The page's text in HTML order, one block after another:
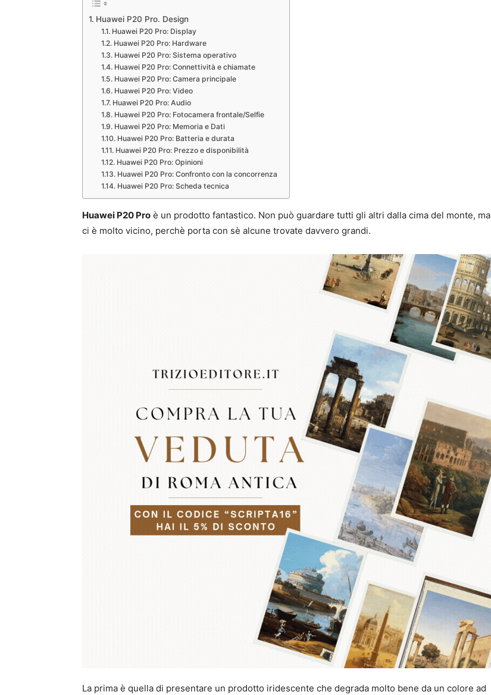
Huawei P20 Pro. Design
Huawei P20 Pro: Display
Huawei P20 Pro: Hardware
Huawei P20 Pro: Sistema operativo
Huawei P20 Pro: Connettività e chiamate
Huawei P20 Pro: Camera principale
Huawei P20 Pro: Video
Huawei P20 Pro: Audio
Huawei P20 Pro: Fotocamera frontale/Selfie
Huawei P20 Pro: Memoria e Dati
Huawei P20 Pro: Batteria e durata
Huawei P20 Pro: Prezzo e disponibilità
Huawei P20 Pro: Opinioni
Huawei P20 Pro: Confronto con la concorrenza
Huawei P20 Pro: Scheda tecnica
Huawei P20 Pro è un prodotto fantastico. Non può guardare tutti gli altri dalla cima del monte, ma
ci è molto vicino, perchè porta con sè alcune trovate davvero grandi.
La prima è quella di presentare un prodotto iridescente che degrada molto bene da un colore ad